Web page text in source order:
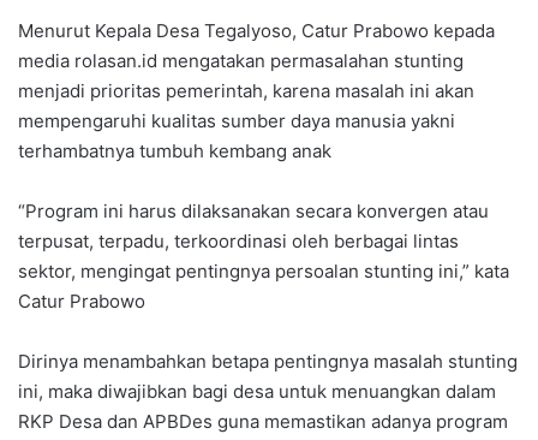
Menurut Kepala Desa Tegalyoso, Catur Prabowo kepada
media rolasan.id mengatakan permasalahan stunting
menjadi prioritas pemerintah, karena masalah ini akan
mempengaruhi kualitas sumber daya manusia yakni
terhambatnya tumbuh kembang anak
“Program ini harus dilaksanakan secara konvergen atau
terpusat, terpadu, terkoordinasi oleh berbagai lintas
sektor, mengingat pentingnya persoalan stunting ini,” kata
Catur Prabowo
Dirinya menambahkan betapa pentingnya masalah stunting
ini, maka diwajibkan bagi desa untuk menuangkan dalam
RKP Desa dan APBDes guna memastikan adanya program